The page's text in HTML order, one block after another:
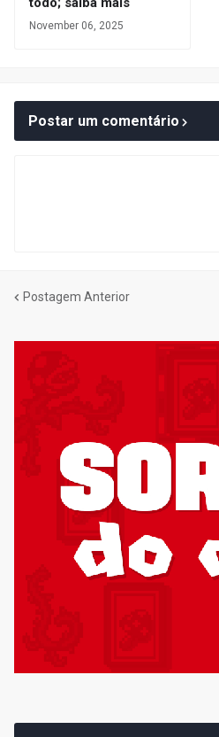
November 06, 2025
Postar um comentário
Postagem Anterior